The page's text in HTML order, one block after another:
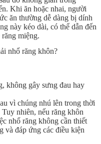
Khi ăn hoặc nhai, người
ăn thường dễ dàng bị dính
này kéo dài, có thể dẫn đến
miệng.
nhổ răng khôn?
không gây sưng đau hay
vì chúng nhú lên trong thời
nhiên, nếu răng khôn
nhổ răng không cần thiết
và đáp ứng các điều kiện